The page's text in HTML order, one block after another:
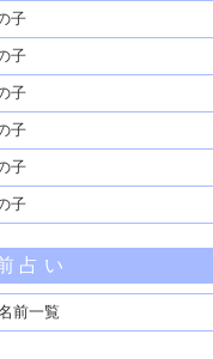
子
子
子
子
子
子
占い
前一覧